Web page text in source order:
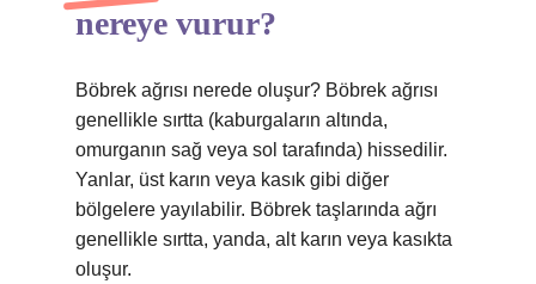
nereye vurur?
Böbrek ağrısı nerede oluşur? Böbrek ağrısı
genellikle sırtta (kaburgaların altında,
omurganın sağ veya sol tarafında) hissedilir.
Yanlar, üst karın veya kasık gibi diğer
bölgelere yayılabilir. Böbrek taşlarında ağrı
genellikle sırtta, yanda, alt karın veya kasıkta
oluşur.